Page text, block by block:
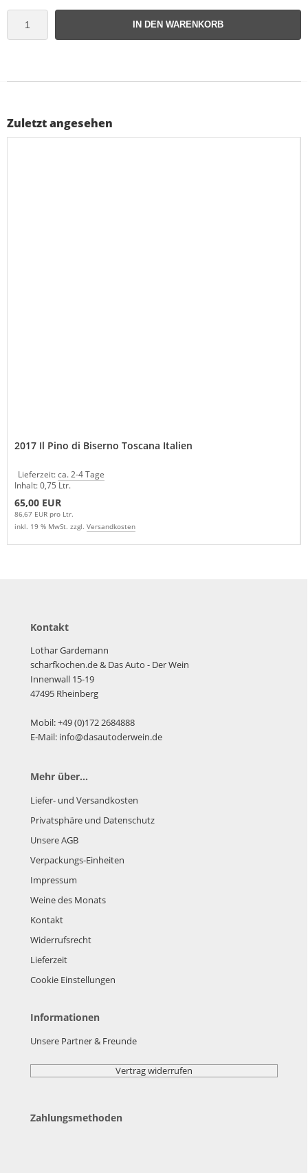
IN DEN WARENKORB
Zuletzt angesehen
2017 Il Pino di Biserno Toscana Italien
Lieferzeit:ca. 2-4 Tage
Inhalt: 0,75 Ltr.
65,00 EUR
86,67 EUR pro Ltr.
inkl. 19 % MwSt. zzgl. Versandkosten
Kontakt
Lothar Gardemann
scharfkochen.de& Das Auto - Der Wein
Innenwall 15-19
47495 Rheinberg
Mobil: +49 (0)172 2684888
E-Mail: info@dasautoderwein.de
Mehr über...
Liefer- und Versandkosten
Privatsphäre und Datenschutz
Unsere AGB
Verpackungs-Einheiten
Impressum
Weine des Monats
Kontakt
Widerrufsrecht
Lieferzeit
Cookie Einstellungen
Informationen
Unsere Partner & Freunde
Vertrag widerrufen
Zahlungsmethoden